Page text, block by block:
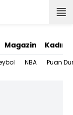
Magazin Kadın
NBA Puan